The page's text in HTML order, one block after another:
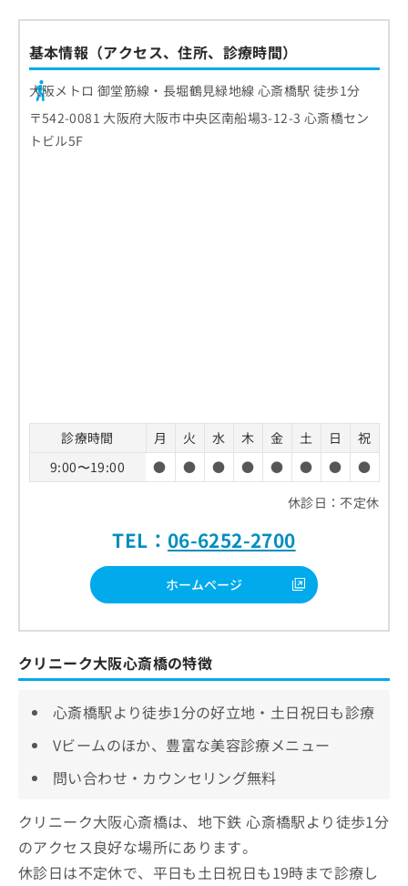
基本情報（アクセス、住所、診療時間）
大阪メトロ 御堂筋線・長堀鶴見緑地線 心斎橋駅 徒歩1分
〒542-0081 大阪府大阪市中央区南船場3-12-3 心斎橋セン
トビル5F
診療時間 月 火 水 木 金 土 日
祝
9:00〜19:00
● ● ● ● ● ● ●
●
休診日：不定休
TEL： 06-6252-2700
ホームページ
クリニーク大阪心斎橋の特徴
心斎橋駅より徒歩1分の好立地・土日祝日も診療
Vビームのほか、豊富な美容診療メニュー
問い合わせ・カウンセリング無料
クリニーク大阪心斎橋は、地下鉄 心斎橋駅より徒歩1分
のアクセス良好な場所にあります。
休診日は不定休で、平日も土日祝日も19時まで診療し